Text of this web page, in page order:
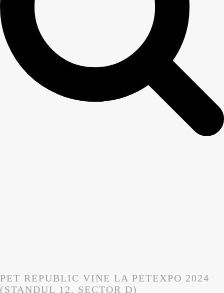
PET REPUBLIC VINE LA PETEXPO 2024
(STANDUL 12, SECTOR D)